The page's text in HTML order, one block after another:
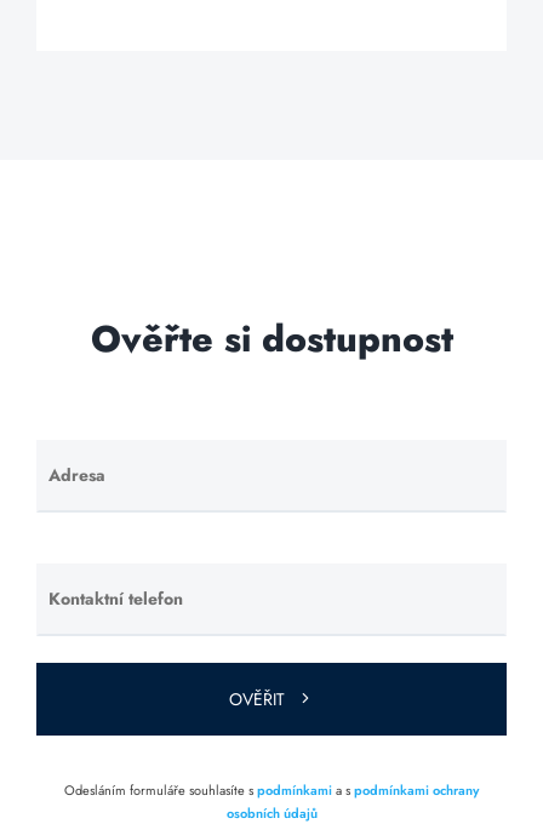
Ověřte si dostupnost
Adresa
Ponechte
toto pole
Kontaktní telefon
Ponechte
toto pole
prázdné.
OVĚŘIT
Odesláním formuláře souhlasíte spodmínkamia spodmínkami ochrany
osobních údajů